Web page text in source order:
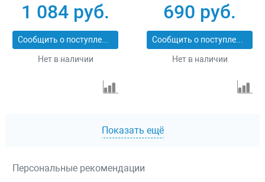
1 084 руб.
Сообщить о поступлении
Нет в наличии
690 руб.
Сообщить о поступлении
Нет в наличии
Показать ещё
Персональные рекомендации